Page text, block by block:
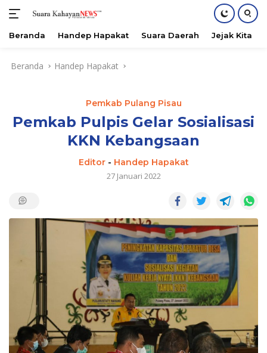
Beranda Handep Hapakat Suara Daerah Jejak Kita
Beranda Handep Hapakat
Pemkab Pulang Pisau
Pemkab Pulpis Gelar Sosialisasi
KKN Kebangsaan
Editor- Handep Hapakat
27 Januari 2022